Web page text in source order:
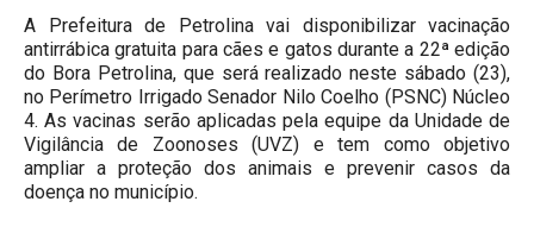
A Prefeitura de Petrolina vai disponibilizar vacinação
antirrábica gratuita para cães e gatos durante a 22ª edição
do Bora Petrolina, que será realizado neste sábado (23),
no Perímetro Irrigado Senador Nilo Coelho (PSNC) Núcleo
4. As vacinas serão aplicadas pela equipe da Unidade de
Vigilância de Zoonoses (UVZ) e tem como objetivo
ampliar a proteção dos animais e prevenir casos da
doença no município.